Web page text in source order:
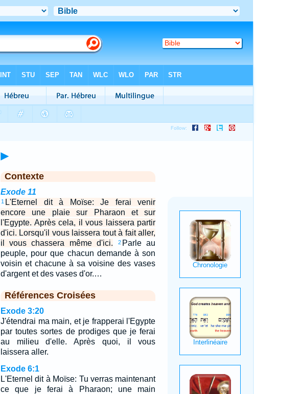
►
Contexte
Exode 11
1 L'Eternel dit à Moïse: Je ferai venir
encore une plaie sur Pharaon et sur
l'Egypte. Après cela, il vous laissera partir
d'ici. Lorsqu'il vous laissera tout à fait aller,
il vous chassera même d'ici.
2 Parle au
peuple, pour que chacun demande à son
voisin et chacune à sa voisine des vases
d'argent et des vases d'or.…
Références Croisées
Exode 3:20
J'étendrai ma main, et je frapperai l'Egypte
par toutes sortes de prodiges que je ferai
au milieu d'elle. Après quoi, il vous
laissera aller.
Exode 6:1
L'Eternel dit à Moïse: Tu verras maintenant
ce que je ferai à Pharaon; une main